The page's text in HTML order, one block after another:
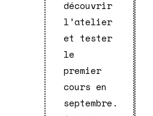
découvrir
l’atelier
et tester
le
premier
cours en
septembre.